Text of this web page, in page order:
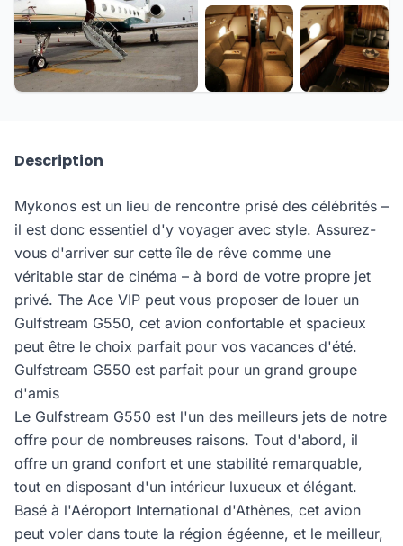
Description
Mykonos est un lieu de rencontre prisé des célébrités –
il est donc essentiel d'y voyager avec style. Assurez-
vous d'arriver sur cette île de rêve comme une
véritable star de cinéma – à bord de votre propre jet
privé. The Ace VIP peut vous proposer de louer un
Gulfstream G550, cet avion confortable et spacieux
peut être le choix parfait pour vos vacances d'été.
Gulfstream G550 est parfait pour un grand groupe
d'amis
Le Gulfstream G550 est l'un des meilleurs jets de notre
offre pour de nombreuses raisons. Tout d'abord, il
offre un grand confort et une stabilité remarquable,
tout en disposant d'un intérieur luxueux et élégant.
Basé à l'Aéroport International d'Athènes, cet avion
peut voler dans toute la région égéenne, et le meilleur,